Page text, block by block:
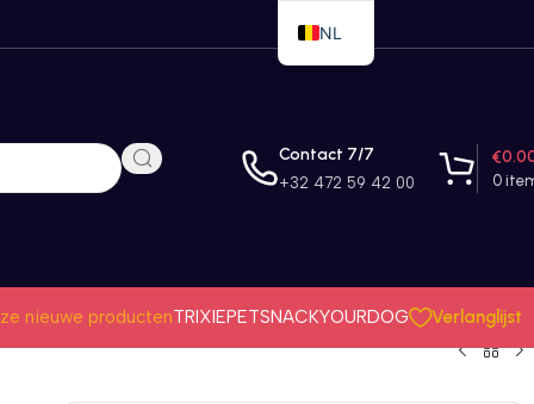
Contact 7/7
+32 472 59 42 00 0
€
nieuwe productenTRIXIEPETSNACKYOURDOG Verlanglijst
NL
EN